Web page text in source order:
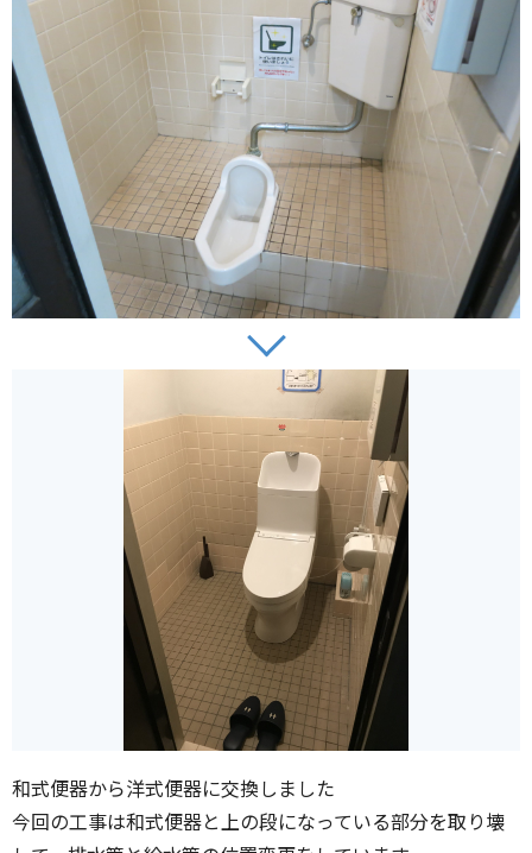
和式便器から洋式便器に交換しました
今回の工事は和式便器と上の段になっている部分を取り壊